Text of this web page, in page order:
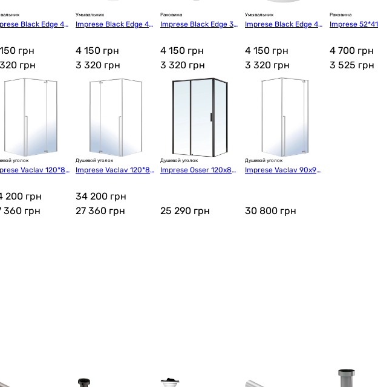
Black Edge 45,
грн
грн
Умывальник
Imprese Black Edge 41,
4 150 грн
3 320 грн
Раковина
Imprese Black Edge 38,
4 150 грн
3 320 грн
Умывальник
Imprese Black Edge 41,
4 150 грн
3 320 грн
Раковина
Imprese
4 700 грн
3 525 грн
уголок
Vaclav 120*80
200 грн
360 грн
Душевой уголок
Imprese Vaclav 120*80
34 200 грн
27 360 грн
Душевой уголок
Imprese Osser 120x80x
25 290 грн
Душевой уголок
Imprese Vaclav 90x90x
30 800 грн